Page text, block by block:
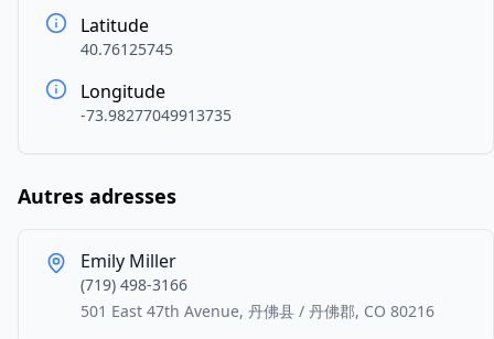
Latitude
40.76125745
Longitude
-73.98277049913735
Autres adresses
Emily Miller
(719) 498-3166
501 East 47th Avenue, 丹佛县 / 丹佛郡, CO 80216